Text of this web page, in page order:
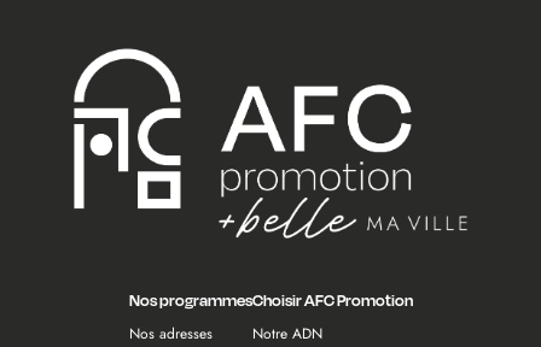
Nos programmes
Nos adresses
Choisir AFC Promotion
Notre ADN